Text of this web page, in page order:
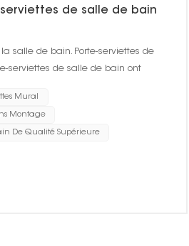
de salle de bain
salle de bain. Porte-serviettes de
serviettes de salle de bain ont
Mural
Montage
De Qualité Supérieure